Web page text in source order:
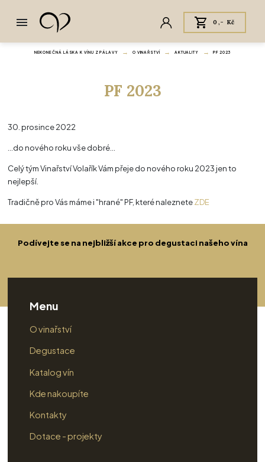
0,- Kč
NEKONEČNÁ LÁSKA K VÍNU Z PÁLAVY O VINAŘSTVÍ AKTUALITY PF 2023
PF 2023
30. prosince 2022
...do nového roku vše dobré...
Celý tým Vinařství Volařík Vám přeje do nového roku 2023 jen to
nejlepší.
Tradičně pro Vás máme i "hrané" PF, které nalezneteZDE
Podívejte se na nejbližší akce pro degustaci našeho vína
Menu
O vinařství
Degustace
Katalog vín
Kde nakoupíte
Kontakty
Dotace - projekty